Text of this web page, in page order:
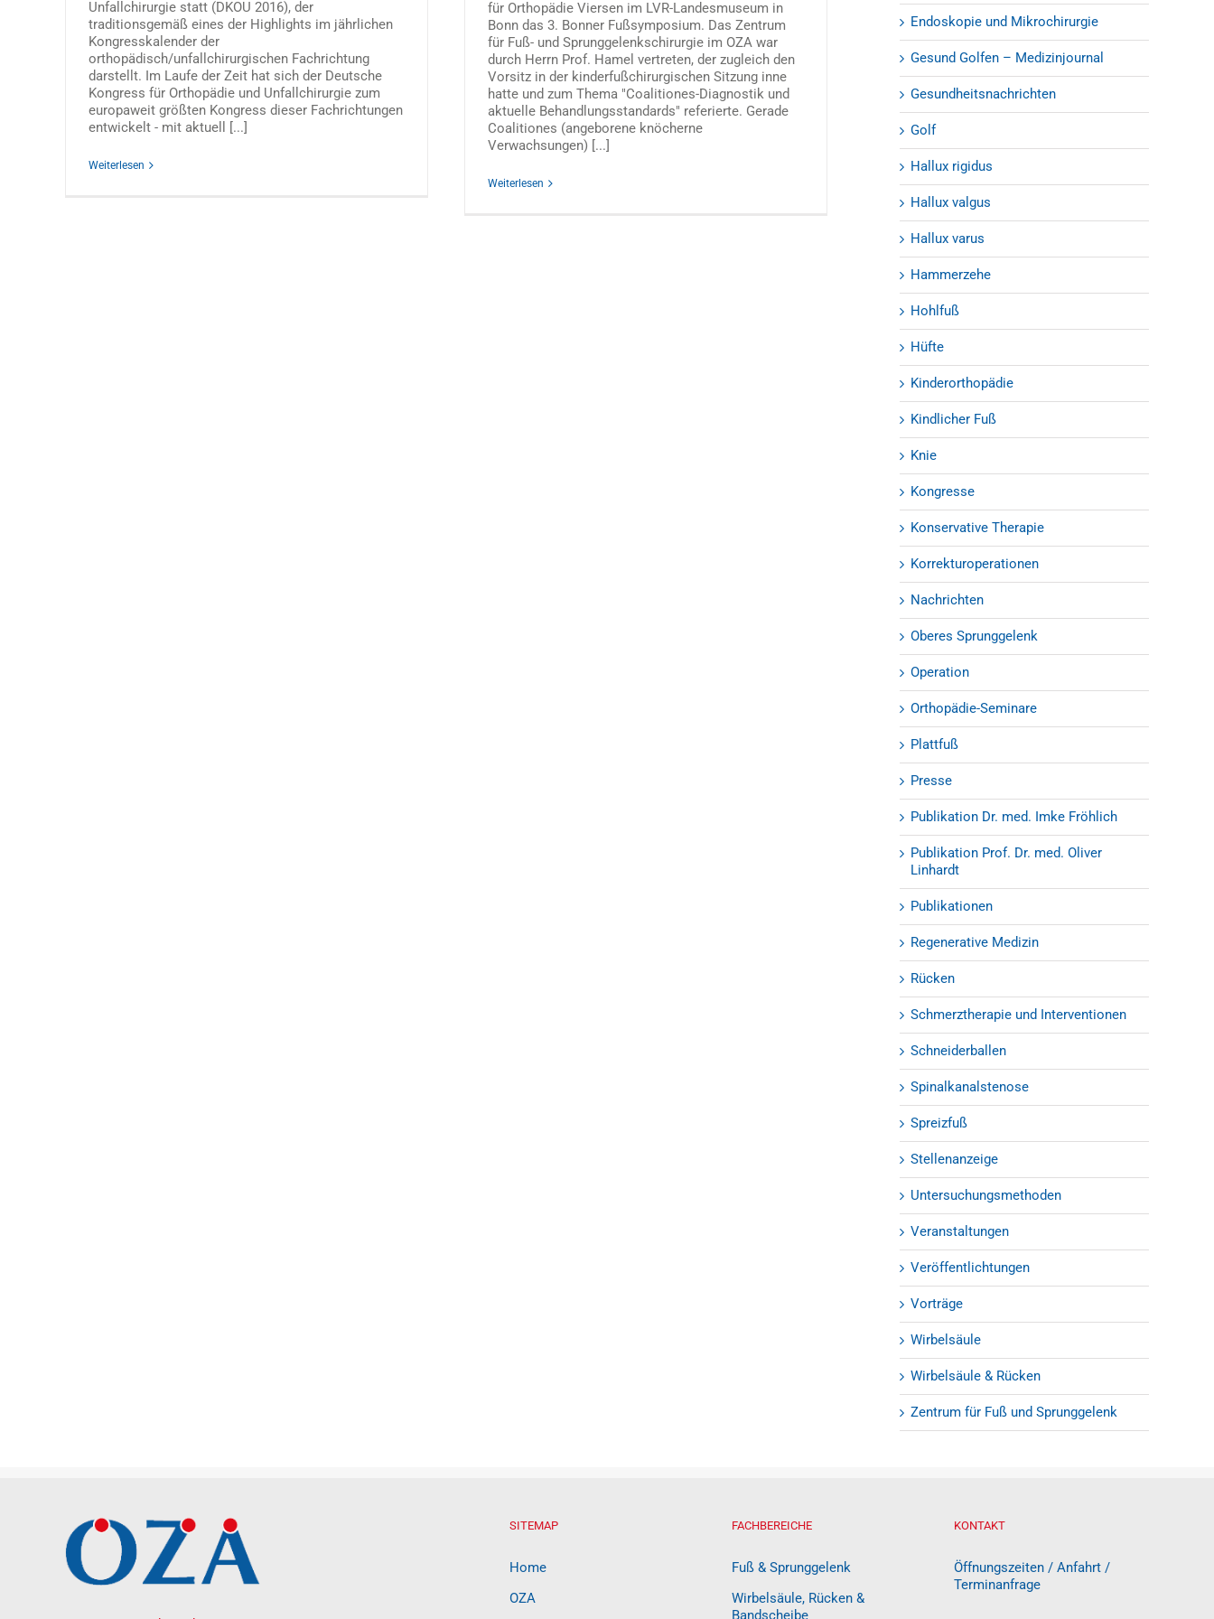
Unfallchirurgie statt (DKOU 2016), der
traditionsgemäß eines der Highlights im jährlichen
Kongresskalender der
orthopädisch/unfallchirurgischen Fachrichtung
darstellt. Im Laufe der Zeit hat sich der Deutsche
Kongress für Orthopädie und Unfallchirurgie zum
europaweit größten Kongress dieser Fachrichtungen
entwickelt - mit aktuell [...]
Weiterlesen
für Orthopädie Viersen im LVR-Landesmuseum in
Bonn das 3. Bonner Fußsymposium. Das Zentrum
für Fuß- und Sprunggelenkschirurgie im OZA war
durch Herrn Prof. Hamel vertreten, der zugleich den
Vorsitz in der kinderfußchirurgischen Sitzung inne
hatte und zum Thema "Coalitiones-Diagnostik und
aktuelle Behandlungsstandards" referierte. Gerade
Coalitiones (angeborene knöcherne
Verwachsungen) [...]
Weiterlesen
Endoskopie und Mikrochirurgie
Gesund Golfen – Medizinjournal
Gesundheitsnachrichten
Golf
Hallux rigidus
Hallux valgus
Hallux varus
Hammerzehe
Hohlfuß
Hüfte
Kinderorthopädie
Kindlicher Fuß
Knie
Kongresse
Konservative Therapie
Korrekturoperationen
Nachrichten
Oberes Sprunggelenk
Operation
Orthopädie-Seminare
Plattfuß
Presse
Publikation Dr. med. Imke Fröhlich
Publikation Prof. Dr. med. Oliver
Linhardt
Publikationen
Regenerative Medizin
Rücken
Schmerztherapie und Interventionen
Schneiderballen
Spinalkanalstenose
Spreizfuß
Stellenanzeige
Untersuchungsmethoden
Veranstaltungen
Veröffentlichtungen
Vorträge
Wirbelsäule
Wirbelsäule & Rücken
Zentrum für Fuß und Sprunggelenk
SITEMAP
Home
OZA
FACHBEREICHE
Fuß & Sprunggelenk
Wirbelsäule, Rücken &
Bandscheibe
KONTAKT
Öffnungszeiten / Anfahrt /
Terminanfrage